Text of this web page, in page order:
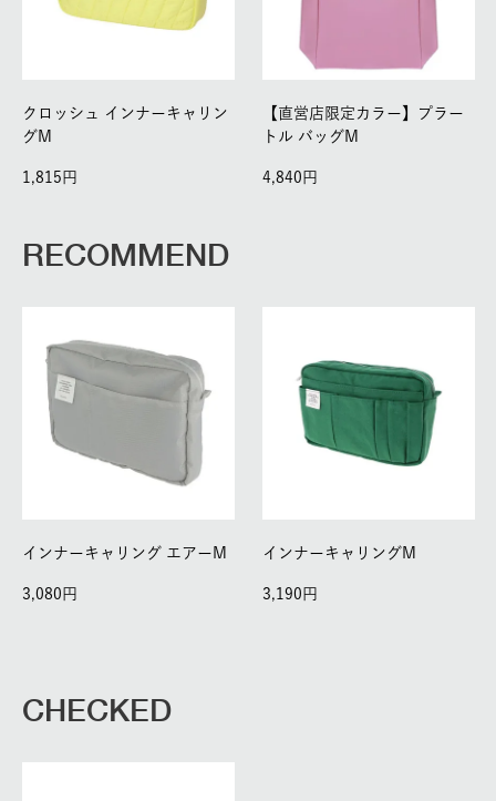
クロッシュ インナーキャリン
グM
1,815
【直営店限定カラー】プラー
トル バッグM
4,840
RECOMMEND
インナーキャリング エアーM
3,080
インナーキャリングM
3,190
CHECKED